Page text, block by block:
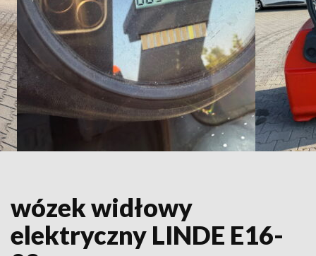
wózek widłowy
elektryczny LINDE E16-